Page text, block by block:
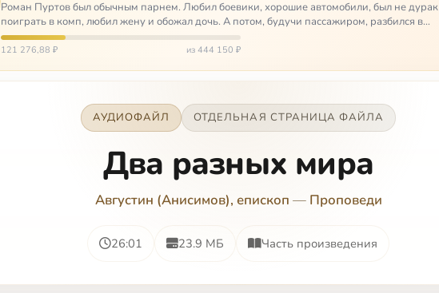
Роман Пуртов был обычным парнем. Любил боевики, хорошие автомобили, был не дурак
поиграть в комп, любил жену и обожал дочь. А потом, будучи пассажиром, разбился в
автоаварии и тепе…
121 276,88 ₽ из 444 150 ₽
АУДИОФАЙЛ ОТДЕЛЬНАЯ СТРАНИЦА ФАЙЛА
Два разных мира
Августин (Анисимов), епископ — Проповеди
26:01 23.9 МБ Часть произведения